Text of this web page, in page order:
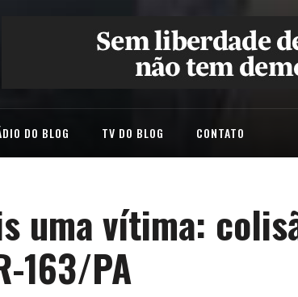
DO BLOG TV DO BLOG CONTATO
uma vítima:
163/PA